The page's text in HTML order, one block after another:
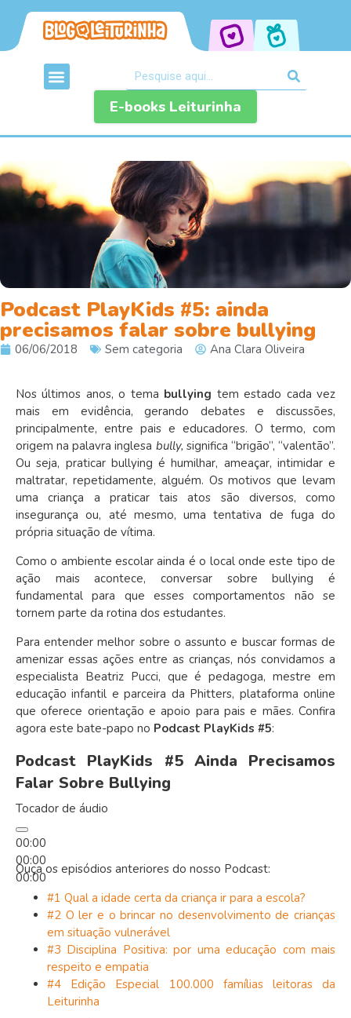
E-books Leiturinha
Podcast PlayKids #5: ainda
precisamos falar sobre bullying
06/06/2018 Sem categoria Ana Clara Oliveira
Nos últimos anos, o tema bullying tem estado cada vez
mais em evidência, gerando debates e discussões,
principalmente, entre pais e educadores. O termo, com
origem na palavra inglesa bully, significa “brigão”, “valentão”.
Ou seja, praticar bullying é humilhar, ameaçar, intimidar e
maltratar, repetidamente, alguém. Os motivos que levam
uma criança a praticar tais atos são diversos, como
insegurança ou, até mesmo, uma tentativa de fuga do
própria situação de vítima.
Como o ambiente escolar ainda é o local onde este tipo de
ação mais acontece, conversar sobre bullying é
fundamental para que esses comportamentos não se
tornem parte da rotina dos estudantes.
Para entender melhor sobre o assunto e buscar formas de
amenizar essas ações entre as crianças, nós convidamos a
especialista Beatriz Pucci, que é pedagoga, mestre em
educação infantil e parceira da Phitters, plataforma online
que oferece orientação e apoio para pais e mães. Confira
agora este bate-papo no Podcast PlayKids #5:
Podcast PlayKids #5 Ainda Precisamos
Falar Sobre Bullying
Tocador de áudio
00:00
00:00
00:00
Ouça os episódios anteriores do nosso Podcast:
#1 Qual a idade certa da criança ir para a escola?
#2 O ler e o brincar no desenvolvimento de crianças
em situação vulnerável
#3 Disciplina Positiva: por uma educação com mais
respeito e empatia
#4 Edição Especial 100.000 famílias leitoras da
Leiturinha